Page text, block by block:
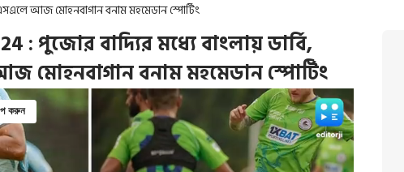
আজ মোহনবাগান বনাম মহমেডান স্পোর্টিং
: পুজোর বাদ্যির মধ্যে বাংলায় ডার্বি,
বনাম মহমেডান স্পোর্টিং
করুন